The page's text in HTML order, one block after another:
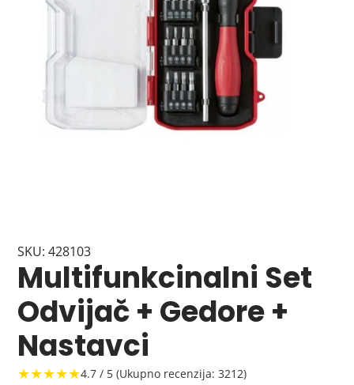
SKU: 428103
Multifunkcinalni Set
Odvijač + Gedore +
Nastavci
★★★★★4.7 / 5 (Ukupno recenzija: 3212)